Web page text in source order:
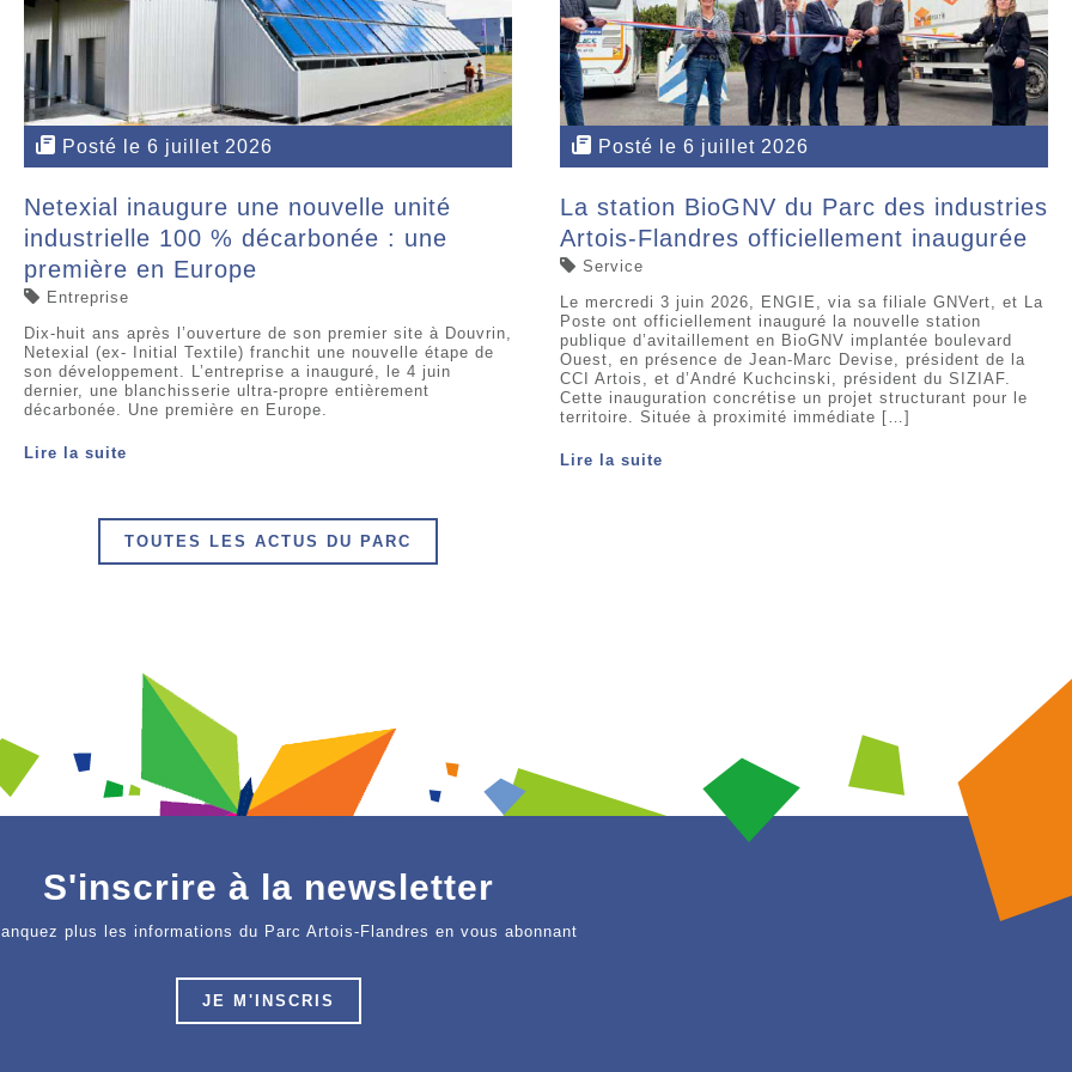
Posté le 6 juillet 2026
Netexial inaugure une nouvelle unité
industrielle 100 % décarbonée : une
première en Europe
Entreprise
Dix-huit ans après l’ouverture de son premier site à Douvrin,
Netexial (ex- Initial Textile) franchit une nouvelle étape de
son développement. L’entreprise a inauguré, le 4 juin
dernier, une blanchisserie ultra-propre entièrement
décarbonée. Une première en Europe.
Lire la suite
Posté le 6 juillet 2026
La station BioGNV du Parc des industries
Artois-Flandres officiellement inaugurée
Service
Le mercredi 3 juin 2026, ENGIE, via sa filiale GNVert, et La
Poste ont officiellement inauguré la nouvelle station
publique d’avitaillement en BioGNV implantée boulevard
Ouest, en présence de Jean-Marc Devise, président de la
CCI Artois, et d’André Kuchcinski, président du SIZIAF.
Cette inauguration concrétise un projet structurant pour le
territoire. Située à proximité immédiate […]
Lire la suite
TOUTES LES ACTUS DU PARC
S'inscrire à la newsletter
plus les informations du Parc Artois-Flandres en vous abonnant
JE M'INSCRIS